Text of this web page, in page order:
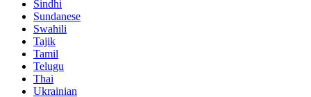
Sindhi
Sundanese
Swahili
Tajik
Tamil
Telugu
Thai
Ukrainian